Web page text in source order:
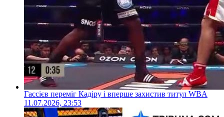
Гассієв переміг Кадіру і вперше захистив титул WBA
11.07.2026, 23:53